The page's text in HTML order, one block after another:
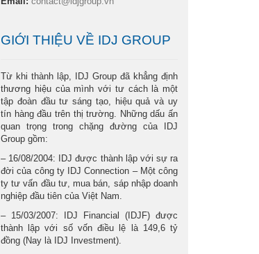
GIỚI THIỆU VỀ IDJ GROUP
Từ khi thành lập, IDJ Group đã khẳng định
thương hiệu của mình với tư cách là một
tập đoàn đầu tư sáng tạo, hiệu quả và uy
tín hàng đầu trên thị trường. Những dấu ấn
quan trọng trong chặng đường của IDJ
Group gồm:
– 16/08/2004: IDJ được thành lập với sự ra
đời của công ty IDJ Connection – Một công
ty tư vấn đầu tư, mua bán, sáp nhập doanh
nghiệp đầu tiên của Việt Nam.
– 15/03/2007: IDJ Financial (IDJF) được
thành lập với số vốn điều lệ là 149,6 tỷ
đồng (Nay là IDJ Investment).